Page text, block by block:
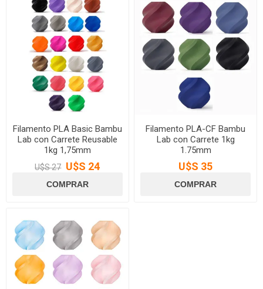
Filamento PLA Basic Bambu
Lab con Carrete Reusable
1kg 1,75mm
U$S 27 U$S 24
Filamento PLA-CF Bambu
Lab con Carrete 1kg
1.75mm
U$S 35